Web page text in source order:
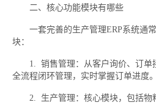
二、核心功能模块有哪些
一套完善的生产管理ERP系统通常
块：
1. 销售管理：从客户询价、订单
全流程闭环管理，实时掌握订单进度。
2. 生产管理：核心模块，包括物